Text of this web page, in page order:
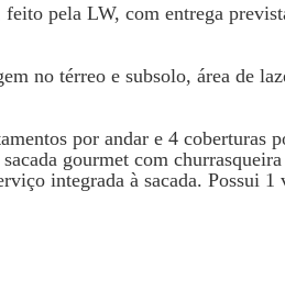
pela LW, com entrega
no térreo e subsolo, área de
por andar e 4 coberturas
gourmet com
integrada à sacada. Possui